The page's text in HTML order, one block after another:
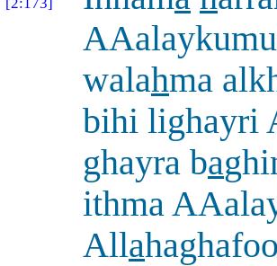
walahma
bihi lighayri
ghayra ba
ithma
Alla